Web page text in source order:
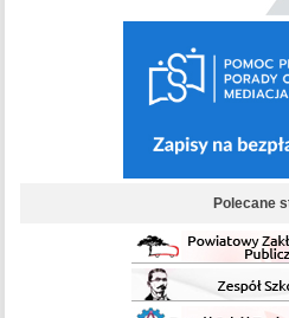
Polecane